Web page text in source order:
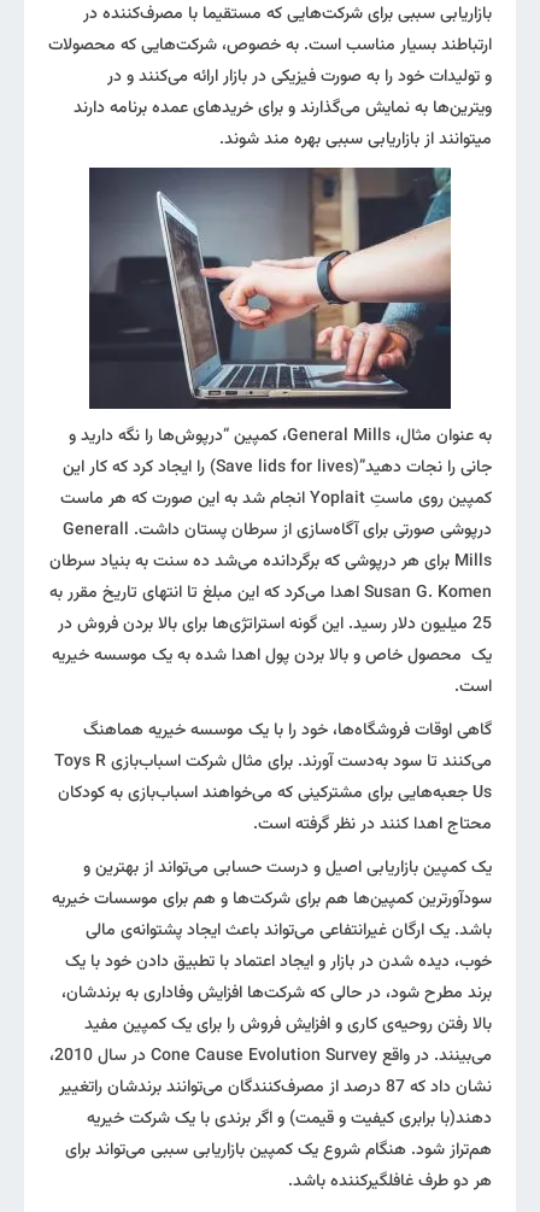
بازاریابی سببی برای شرکت‌هایی که مستقیما با مصرف‌کننده در
ارتباطند بسیار مناسب است. به خصوص، شرکت‌هایی که محصولات
و تولیدات خود را به صورت فیزیکی در بازار ارائه می‌کنند و در
ویترین‌ها به نمایش می‌گذارند و برای خریدهای عمده برنامه‌ دارند
میتوانند از بازاریابی سببی بهره مند شوند.
به عنوان مثال، General Mills، کمپین “درپوش‌ها را نگه دارید و
جانی را نجات دهید”(Save lids for lives) را ایجاد کرد که کار این
کمپین روی ماستِ Yoplait انجام شد به این صورت که هر ماست
درپوشی صورتی برای آگاه‌سازی از سرطان پستان داشت. Generall
Mills برای هر درپوشی که برگردانده می‌شد ده سنت به بنیاد سرطان
Susan G. Komen اهدا می‌کرد که این مبلغ تا انتهای تاریخ مقرر به
25 میلیون دلار رسید. این گونه استراتژی‌ها برای بالا بردن فروش در
یک محصول خاص و بالا بردن پول اهدا شده به یک موسسه خیریه
است.
گاهی اوقات فروشگاه‌ها، خود را با یک موسسه خیریه هماهنگ
می‌کنند تا سود به‌دست آورند. برای مثال شرکت اسباب‌بازی Toys R
Us جعبه‌هایی برای مشترکینی که می‌خواهند اسباب‌بازی به کودکان
محتاج اهدا کنند در نظر گرفته است.
یک کمپین بازاریابی اصیل و درست حسابی می‌تواند از بهترین و
سودآورترین کمپین‌ها هم برای شرکت‌ها و هم برای موسسات خیریه
باشد. یک ارگان غیرانتفاعی می‌تواند باعث ایجاد پشتوانه‌ی مالی
خوب، دیده شدن در بازار و ایجاد اعتماد با تطبیق دادن خود با یک
برند مطرح شود، در حالی که شرکت‌ها افزایش وفاداری به برندشان،
بالا رفتن روحیه‌ی کاری و افزایش فروش را برای یک کمپین مفید
می‌بینند. در واقع Cone Cause Evolution Survey در سال 2010،
نشان داد که 87 درصد از مصرف‌کنندگان می‌توانند برندشان راتغییر
دهند(با برابری کیفیت و قیمت) و اگر برندی با یک شرکت خیریه
هم‌تراز شود. هنگام شروع یک کمپین بازاریابی سببی می‌تواند برای
هر دو طرف غافلگیرکننده باشد.